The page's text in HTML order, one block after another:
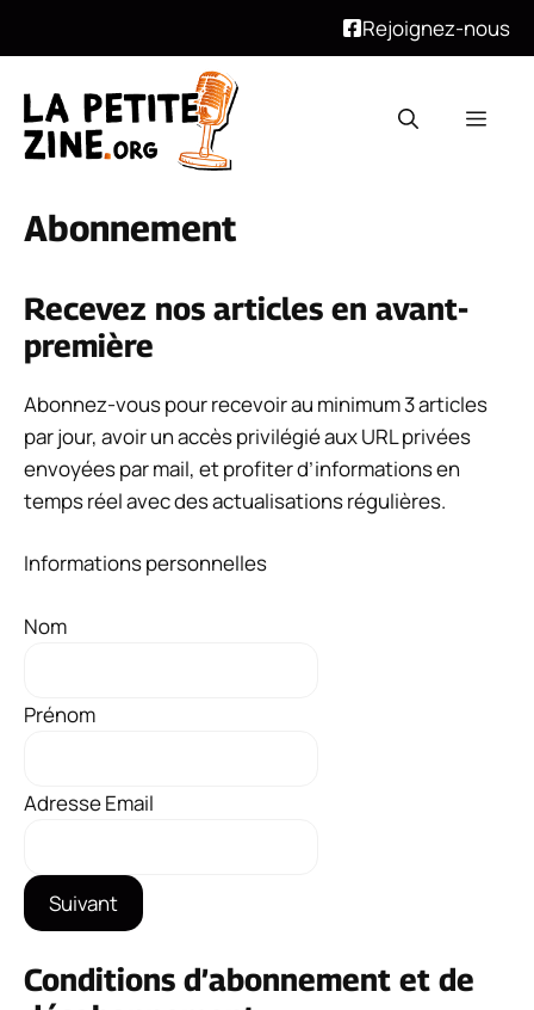
Rejoignez-nous
contenu
Abonnement
Recevez nos articles en avant-
première
Abonnez-vous pour recevoir au minimum 3 articles
par jour, avoir un accès privilégié aux URL privées
envoyées par mail, et profiter d’informations en
temps réel avec des actualisations régulières.
Informations personnelles
Nom
Prénom
Adresse Email
Suivant
Conditions d’abonnement et de